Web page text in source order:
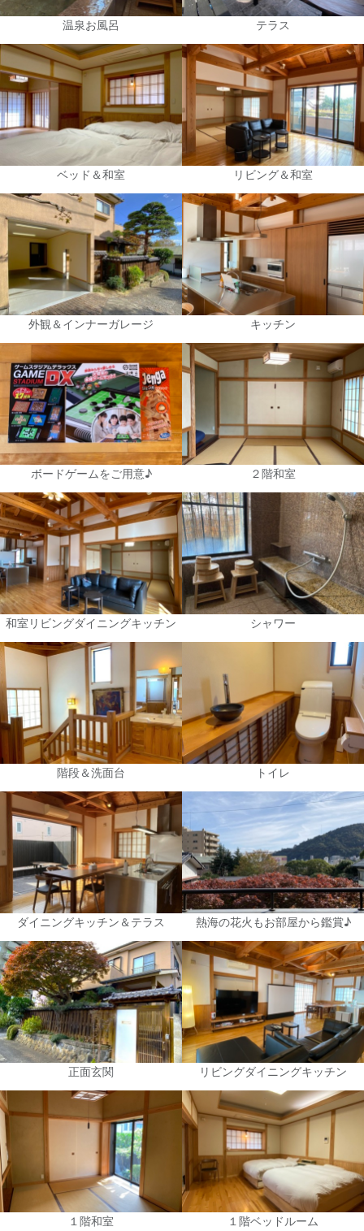
温泉お風呂 テラス
ベッド＆和室 リビング＆和室
外観＆インナーガレージ キッチン
ボードゲームをご用意♪ ２階和室
和室リビングダイニングキッチン シャワー
階段＆洗面台 トイレ
ダイニングキッチン＆テラス 熱海の花火もお部屋から鑑賞♪
正面玄関 リビングダイニングキッチン
１階和室 １階ベッドルーム